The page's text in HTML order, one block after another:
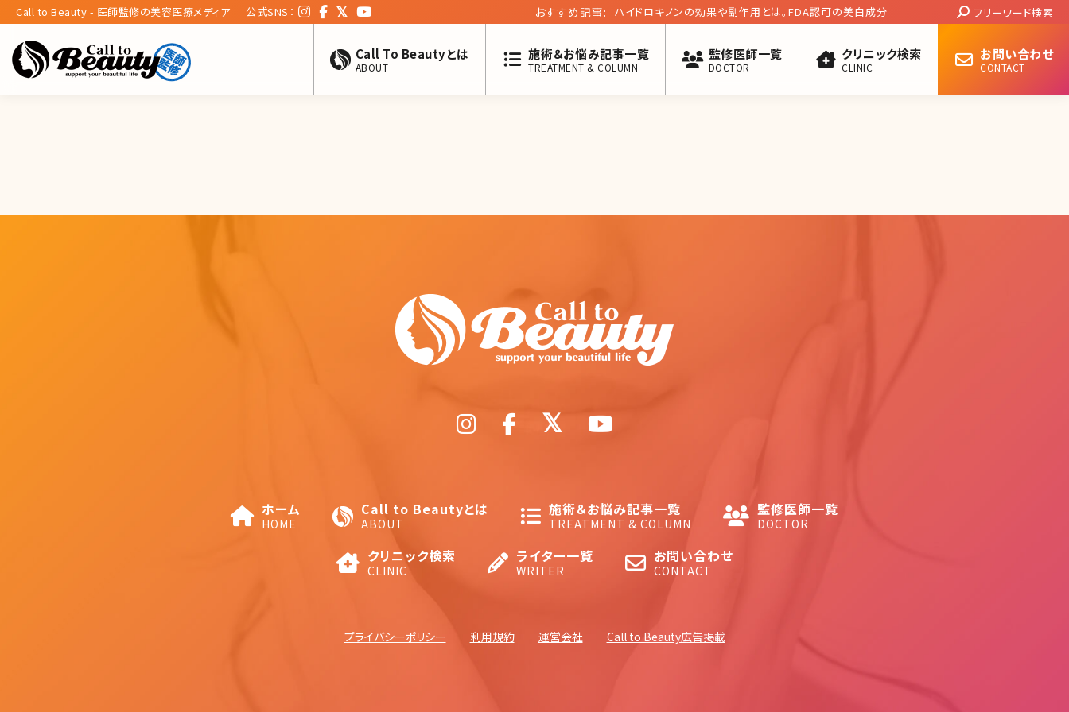
Call to Beauty - 医師監修の美容医療メディア 公式SNS： おすすめ記事: ハイドロキノンの効果や副作用とは。FDA認可の美白成分 Search:
フリーワード検索
Call To Beautyとは
ABOUT
施術＆お悩み記事一覧
TREATMENT & COLUMN
監修医師一覧
DOCTOR
クリニック検索
CLINIC
お問い合わせ
CONTACT
ホーム
HOME
Call to Beautyとは
ABOUT
施術＆お悩み記事一覧
TREATMENT & COLUMN
監修医師一覧
DOCTOR
クリニック検索
CLINIC
ライター一覧
WRITER
お問い合わせ
CONTACT
プライバシーポリシー 利用規約 運営会社 Call to Beauty広告掲載